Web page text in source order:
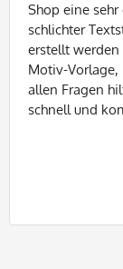
Shop eine
schlichter
erstellt werden
Motiv-Vorlage,
allen Fragen
schnell und